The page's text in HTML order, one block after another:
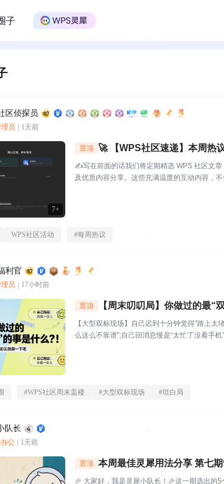
子
区侦探员
员 1天前
7+
置顶
🚀 【WPS社区速递】本周热
这期社区创作者太会了！
✍️写在前面的话我们将定期精选 WPS 社区文
及优质内容分享。这些充满温度的互动内容，
WPS社区活动 #每周热议
利官
员 17小时前
置顶 【周末叨叨局】你做过的最“
【大型双标现场】自己迟到十分钟觉得"路上太
么这么不靠谱”;自己回消息慢是“太忙了没看手
#WPS社区周末盖楼 #大型双标现场 #坦白局
队长
公 1天前
置顶 本周最佳灵犀用法分享 第七
🎉 大家好，我是灵犀小队长！🎉这一期选出的